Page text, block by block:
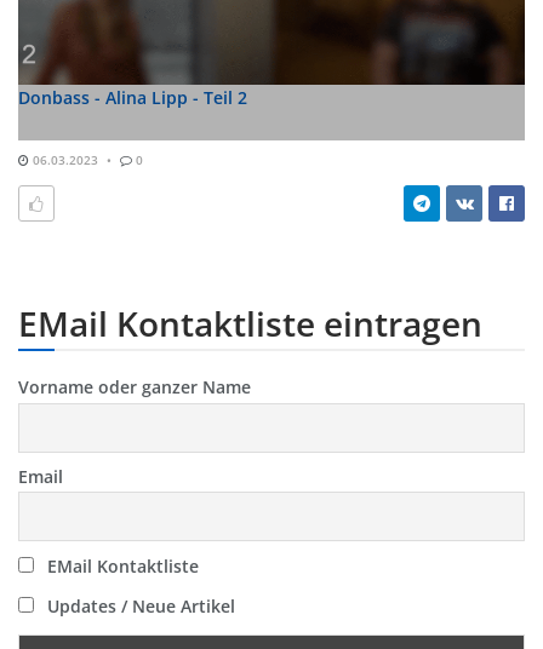
Donbass - Alina Lipp - Teil 2
06.03.2023 0
EMail Kontaktliste eintragen
Vorname oder ganzer Name
Email
EMail Kontaktliste
Updates / Neue Artikel